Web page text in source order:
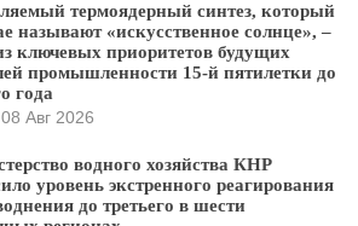
термоядерный синтез, который
называют «искусственное солнце», –
ключевых приоритетов будущих
промышленности 15-й пятилетки до
года
08 Авг 2026
водного хозяйства КНР
уровень экстренного реагирования
до третьего в шести